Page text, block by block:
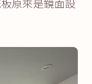
原來是鏡面設